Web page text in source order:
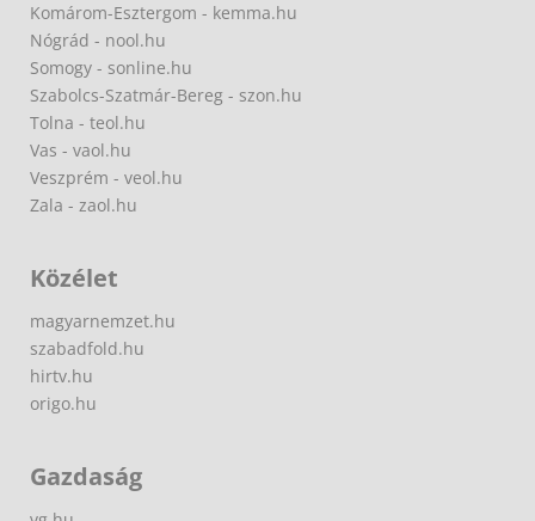
Komárom-Esztergom - kemma.hu
Nógrád - nool.hu
Somogy - sonline.hu
Szabolcs-Szatmár-Bereg - szon.hu
Tolna - teol.hu
Vas - vaol.hu
Veszprém - veol.hu
Zala - zaol.hu
Közélet
magyarnemzet.hu
szabadfold.hu
hirtv.hu
origo.hu
Gazdaság